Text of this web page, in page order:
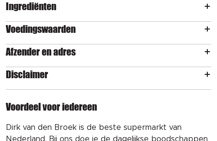
Ingrediënten
Voedingswaarden
Afzender en adres
Disclaimer
Voordeel voor iedereen
Dirk van den Broek is de beste supermarkt van
Nederland. Bij ons doe je de dagelijkse boodschappen